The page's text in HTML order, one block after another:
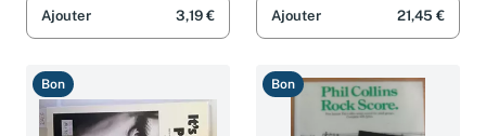
Ajouter 3,19 € Ajouter 21,45 €
Bon Bon